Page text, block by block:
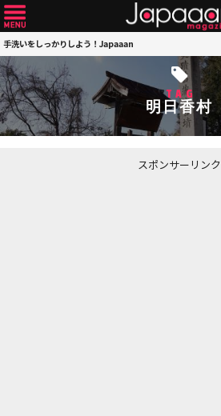
手洗いをしっかりしよう！Japaaan
TAG
明日香村
スポンサーリンク